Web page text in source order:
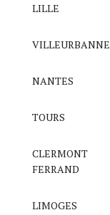
LILLE
VILLEURBANNE
NANTES
TOURS
CLERMONT
FERRAND
LIMOGES